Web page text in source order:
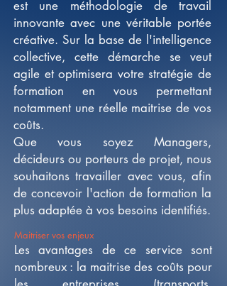
est une méthodologie de travail
innovante avec une véritable portée
créative. Sur la base de l'intelligence
collective, cette démarche se veut
agile et optimisera votre stratégie de
formation en vous permettant
notamment une réelle maitrise de vos
coûts.
Que vous soyez Managers,
décideurs ou porteurs de projet, nous
souhaitons travailler avec vous, afin
de concevoir l'action de formation la
plus adaptée à vos besoins identifiés.
Maitriser vos enjeux
Les avantages de ce service sont
nombreux : la maitrise des coûts pour